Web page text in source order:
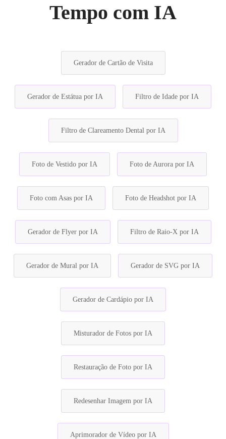
Tempo com IA
Gerador de Cartão de Visita
Gerador de Estátua por IA Filtro de Idade por IA
Filtro de Clareamento Dental por IA
Foto de Vestido por IA Foto de Aurora por IA
Foto com Asas por IA Foto de Headshot por IA
Gerador de Flyer por IA Filtro de Raio-X por IA
Gerador de Mural por IA Gerador de SVG por IA
Gerador de Cardápio por IA
Misturador de Fotos por IA
Restauração de Foto por IA
Redesenhar Imagem por IA
Aprimorador de Vídeo por IA